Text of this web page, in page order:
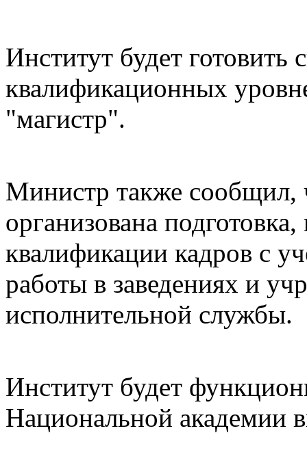
Институт будет готовить
квалификационных
"магистр".
Министр также сообщил,
организована
квалификации кадров с
работы в заведениях и
исполнительной службы.
Институт будет
Национальной академии